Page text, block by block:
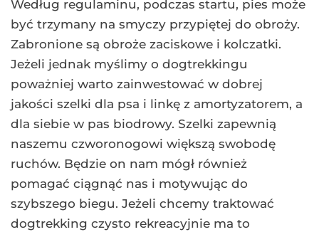
Według regulaminu, podczas startu, pies może
być trzymany na smyczy przypiętej do obroży.
Zabronione są obroże zaciskowe i kolczatki.
Jeżeli jednak myślimy o dogtrekkingu
poważniej warto zainwestować w dobrej
jakości szelki dla psa i linkę z amortyzatorem, a
dla siebie w pas biodrowy. Szelki zapewnią
naszemu czworonogowi większą swobodę
ruchów. Będzie on nam mógł również
pomagać ciągnąć nas i motywując do
szybszego biegu. Jeżeli chcemy traktować
dogtrekking czysto rekreacyjnie ma to